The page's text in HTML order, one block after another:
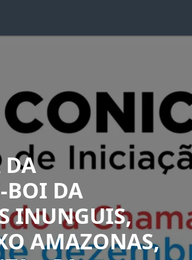
DA
BOI DA
INUNGUIS,
AMAZONAS,